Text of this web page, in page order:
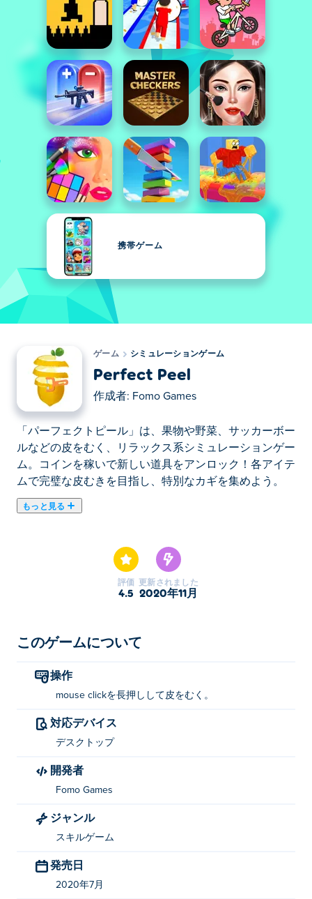
携帯ゲーム
ゲーム シミュレーションゲーム
Perfect Peel
作成者: Fomo Games
「パーフェクトピール」は、果物や野菜、サッカーボー
ルなどの皮をむく、リラックス系シミュレーションゲー
ム。コインを稼いで新しい道具をアンロック！各アイテ
ムで完璧な皮むきを目指し、特別なカギを集めよう。
もっと見る
評価
4.5
更新されました
2020年11月
このゲームについて
操作
mouse clickを長押しして皮をむく。
対応デバイス
デスクトップ
開発者
Fomo Games
ジャンル
スキルゲーム
発売日
2020年7月